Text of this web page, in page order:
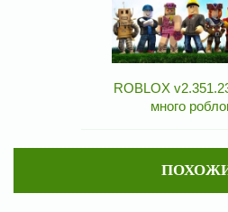
ROBLOX
много